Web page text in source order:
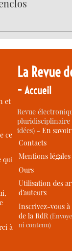
et
ce
qui
à
La Revue
-Accueil
Revue
idées) -En
Contacts
Mentions légales
Ours
Utilisation des
d’auteurs
Inscrivez-vous
de la RdR
ni contenu)